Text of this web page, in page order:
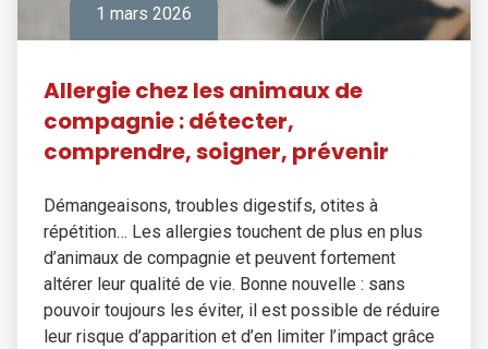
1 mars 2026
Allergie chez les animaux de
compagnie : détecter,
comprendre, soigner, prévenir
Démangeaisons, troubles digestifs, otites à
répétition… Les allergies touchent de plus en plus
d’animaux de compagnie et peuvent fortement
altérer leur qualité de vie. Bonne nouvelle : sans
pouvoir toujours les éviter, il est possible de réduire
leur risque d’apparition et d’en limiter l’impact grâce